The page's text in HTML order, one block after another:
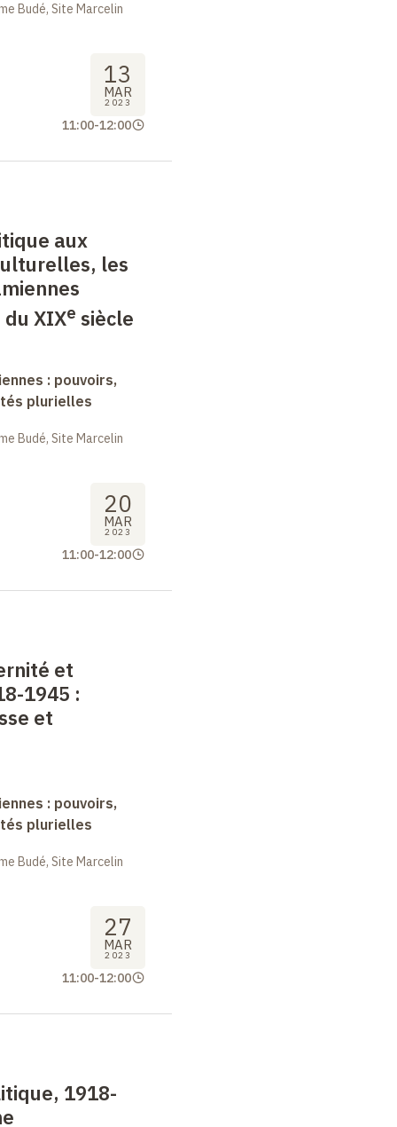
Budé, Site Marcelin
13
MAR
2023
11:00-12:00
aux
les
du XIXe siècle
: pouvoirs,
plurielles
Budé, Site Marcelin
20
MAR
2023
11:00-12:00
et
1945 :
et
: pouvoirs,
plurielles
Budé, Site Marcelin
27
MAR
2023
11:00-12:00
1918-